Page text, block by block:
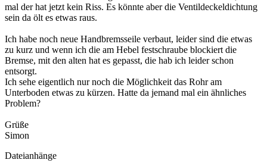
mal der hat jetzt kein Riss. Es könnte aber die Ventildeckeldichtung
sein da ölt es etwas raus.
Ich habe noch neue Handbremsseile verbaut, leider sind die etwas
zu kurz und wenn ich die am Hebel festschraube blockiert die
Bremse, mit den alten hat es gepasst, die hab ich leider schon
entsorgt.
Ich sehe eigentlich nur noch die Möglichkeit das Rohr am
Unterboden etwas zu kürzen. Hatte da jemand mal ein ähnliches
Problem?
Grüße
Simon
Dateianhänge